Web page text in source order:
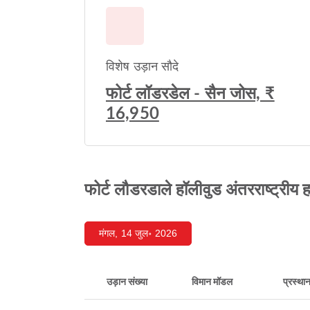
विशेष उड़ान सौदे
फोर्ट लॉडरडेल - सैन जोस, ₹
16,950
फोर्ट लौडरडाले हॉलीवुड
मंगल, 14 जुल॰ 2026
उड़ान संख्या विमान मॉडल